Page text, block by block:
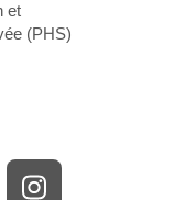
et
(PHS)